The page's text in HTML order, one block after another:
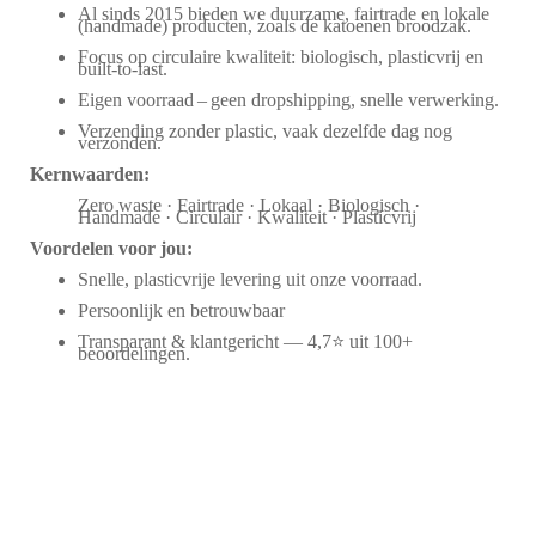
Al sinds 2015 bieden we duurzame, fairtrade en lokale
(handmade) producten, zoals de katoenen broodzak.
Focus op circulaire kwaliteit: biologisch, plasticvrij en
built-to-last.
Eigen voorraad – geen dropshipping, snelle verwerking.
Verzending zonder plastic, vaak dezelfde dag nog
verzonden.
Kernwaarden:
Zero waste · Fairtrade · Lokaal · Biologisch ·
Handmade · Circulair · Kwaliteit · Plasticvrij
Voordelen voor jou:
Snelle, plasticvrije levering uit onze voorraad.
Persoonlijk en betrouwbaar
Transparant & klantgericht — 4,7⭐ uit 100+
beoordelingen.